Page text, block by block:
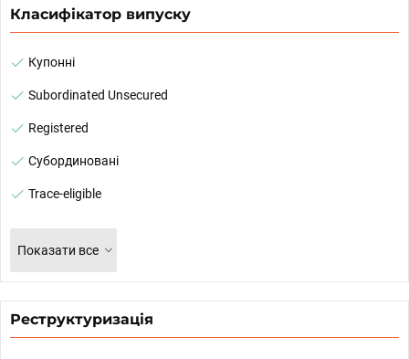
Класифікатор випуску
Купонні
Subordinated Unsecured
Registered
Субординовані
Trace-eligible
Показати все
Реструктуризація